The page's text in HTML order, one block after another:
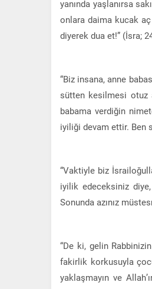
yanında yaşlanırsa
onlara daima kucak
diyerek dua et!” (İsra;
“Biz insana, anne
sütten kesilmesi otuz
babama verdiğin
iyiliği devam ettir. Ben
“Vaktiyle biz
iyilik edeceksiniz
Sonunda azınız
“De ki, gelin
fakirlik korkusuyla
yaklaşmayın ve